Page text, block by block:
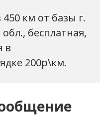
км от базы г.
бесплатная,
в
200р\км.